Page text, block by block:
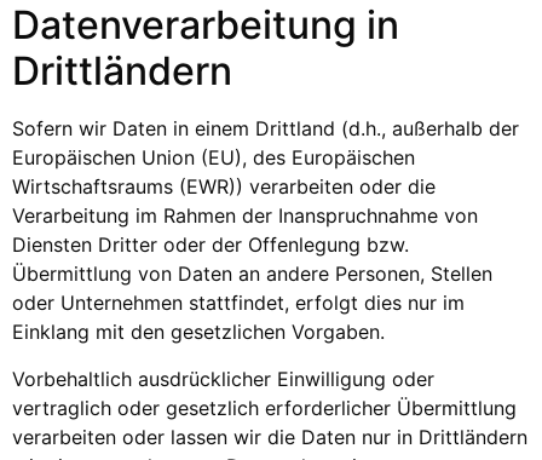
Datenverarbeitung in
Drittländern
Sofern wir Daten in einem Drittland (d.h., außerhalb der
Europäischen Union (EU), des Europäischen
Wirtschaftsraums (EWR)) verarbeiten oder die
Verarbeitung im Rahmen der Inanspruchnahme von
Diensten Dritter oder der Offenlegung bzw.
Übermittlung von Daten an andere Personen, Stellen
oder Unternehmen stattfindet, erfolgt dies nur im
Einklang mit den gesetzlichen Vorgaben.
Vorbehaltlich ausdrücklicher Einwilligung oder
vertraglich oder gesetzlich erforderlicher Übermittlung
verarbeiten oder lassen wir die Daten nur in Drittländern